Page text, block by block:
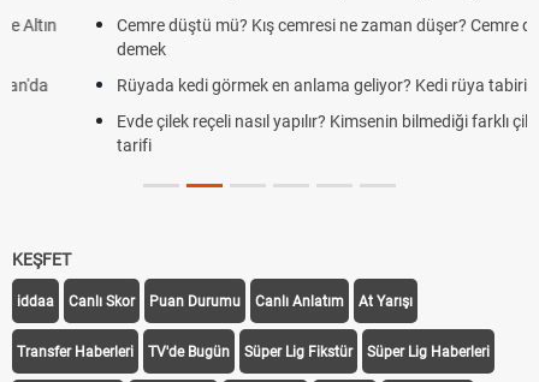
Cemre düştü mü? Kış cemresi ne zaman düşer? Cemre düştü ne
Rüyada kedi görmek en anlama geliyor? Kedi rüya tabiri
Evde çilek reçeli nasıl yapılır? Kimsenin bilmediği farklı çilek reçeli
KEŞFET
iddaa Canlı Skor Puan Durumu Canlı Anlatım At Yarışı
Transfer Haberleri TV'de Bugün Süper Lig Fikstür Süper Lig Haberleri